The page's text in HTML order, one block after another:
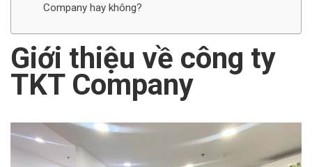
Company hay không?
Giới thiệu về công ty
TKT Company